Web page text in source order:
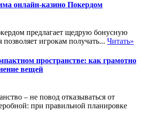
онлайн-казино Покердом
предлагает щедрую бонусную
позволяет игрокам получать... Читать»
пространстве: как грамотно
вещей
– не повод отказываться от
при правильной планировке